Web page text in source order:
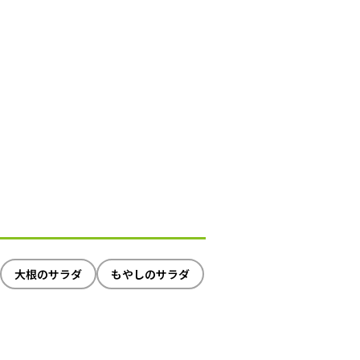
大根のサラダ もやしのサラダ